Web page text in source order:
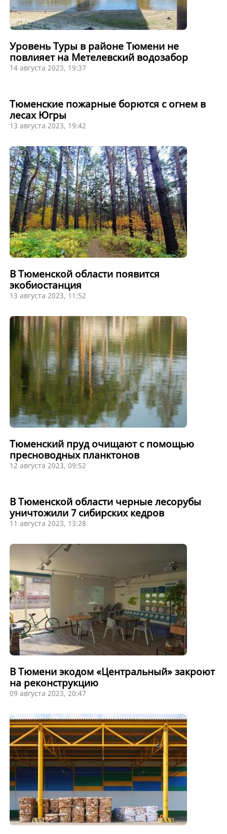
Уровень Туры в районе Тюмени не
повлияет на Метелевский водозабор
14 августа 2023, 19:37
Тюменские пожарные борются с огнем в
лесах Югры
13 августа 2023, 19:42
В Тюменской области появится
экобиостанция
13 августа 2023, 11:52
Тюменский пруд очищают с помощью
пресноводных планктонов
12 августа 2023, 09:52
В Тюменской области черные лесорубы
уничтожили 7 сибирских кедров
11 августа 2023, 13:28
В Тюмени экодом «Центральный» закроют
на реконструкцию
09 августа 2023, 20:47